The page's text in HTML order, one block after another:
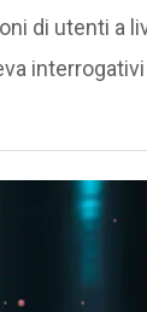
di utenti a